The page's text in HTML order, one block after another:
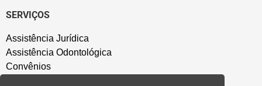
SERVIÇOS
Assistência Jurídica
Assistência Odontológica
Convênios